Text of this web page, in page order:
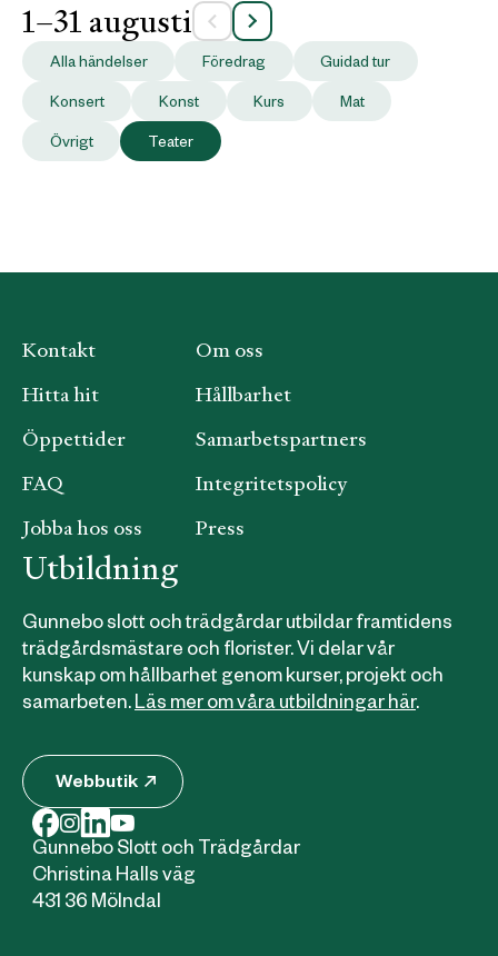
1–31 augusti
Alla händelser Föredrag Guidad tur
Konsert Konst Kurs Mat
Övrigt Teater
Gunnebo Slott och Trädgårdar
Christina Halls väg
431 36 Mölndal
Kontakt
Hitta hit
Öppettider
FAQ
Jobba hos oss
Om oss
Hållbarhet
Samarbetspartners
Integritetspolicy
Press
Utbildning
Gunnebo slott och trädgårdar utbildar framtidens
trädgårdsmästare och florister. Vi delar vår
kunskap om hållbarhet genom kurser, projekt och
samarbeten.Läs mer om våra utbildningar här.
Webbutik